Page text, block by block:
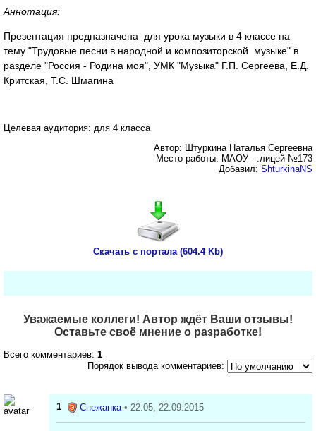
Аннотация:
Презентация предназначена для урока музыки в 4 классе на
тему "Трудовые песни в народной и композиторской музыке" в
разделе "Россия - Родина моя", УМК "Музыка" Г.П. Сергеева, Е.Д.
Критская, Т.С. Шмагина
Целевая аудитория: для 4 класса
Автор: Штуркина Наталья Сергеевна
Место работы: МАОУ - .лицей №173
Добавил: ShturkinaNS
Скачать с портала (604.4 Kb)
Уважаемые коллеги! Автор ждёт Ваши отзывы!
Оставьте своё мнение о разработке!
Всего комментариев: 1
Порядок вывода комментариев:
1 Снежанка • 22:05, 22.09.2015